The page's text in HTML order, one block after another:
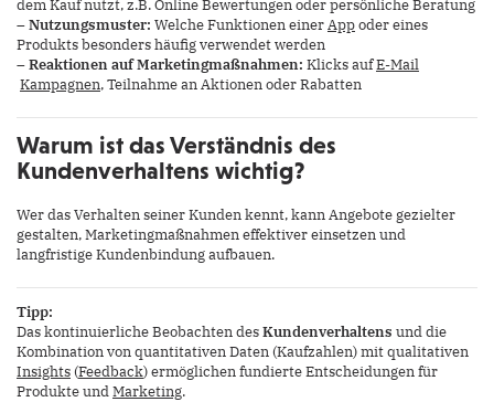
dem Kauf nutzt, z.B. Online Bewertungen oder persönliche Beratung
–Nutzungsmuster: Welche Funktionen einerAppoder eines
Produkts besonders häufig verwendet werden
–Reaktionen auf Marketingmaßnahmen: Klicks aufE-Mail
Kampagnen, Teilnahme an Aktionen oder Rabatten
Warum ist das Verständnis des
Kundenverhaltens wichtig?
Wer das Verhalten seiner Kunden kennt, kann Angebote gezielter
gestalten, Marketingmaßnahmen effektiver einsetzen und
langfristige Kundenbindung aufbauen.
Tipp:
Das kontinuierliche Beobachten desKundenverhaltens und die
Kombination von quantitativen Daten (Kaufzahlen) mit qualitativen
Insights(Feedback) ermöglichen fundierte Entscheidungen für
Produkte undMarketing.